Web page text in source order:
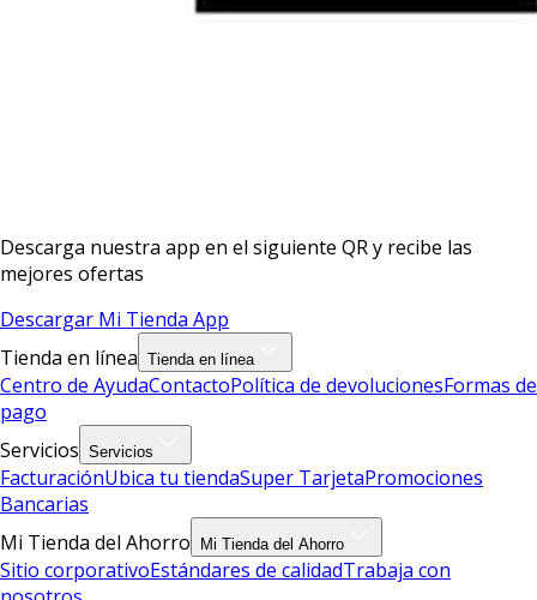
Descarga nuestra app en el siguiente QR y recibe las
mejores ofertas
Descargar Mi Tienda App
Tienda en línea Tienda en línea
Centro de AyudaContactoPolítica de devolucionesFormas de
pago
Servicios Servicios
FacturaciónUbica tu tiendaSuper TarjetaPromociones
Bancarias
Mi Tienda del Ahorro
Mi Tienda del Ahorro
Sitio corporativoEstándares de calidadTrabaja con